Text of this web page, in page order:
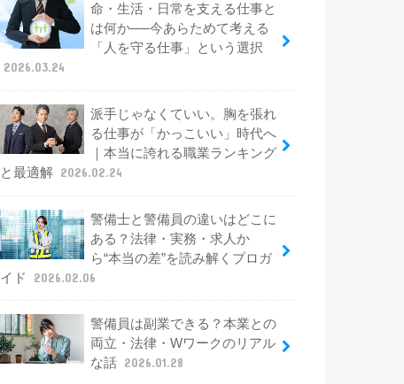
命・生活・日常を支える仕事と
は何か──今あらためて考える
「人を守る仕事」という選択
2026.03.24
派手じゃなくていい。胸を張れ
る仕事が「かっこいい」時代へ
｜本当に誇れる職業ランキング
と最適解 2026.02.24
警備士と警備員の違いはどこに
ある？法律・実務・求人か
ら“本当の差”を読み解くプロガ
イド
2026.02.06
警備員は副業できる？本業との
両立・法律・Wワークのリアル
な話 2026.01.28